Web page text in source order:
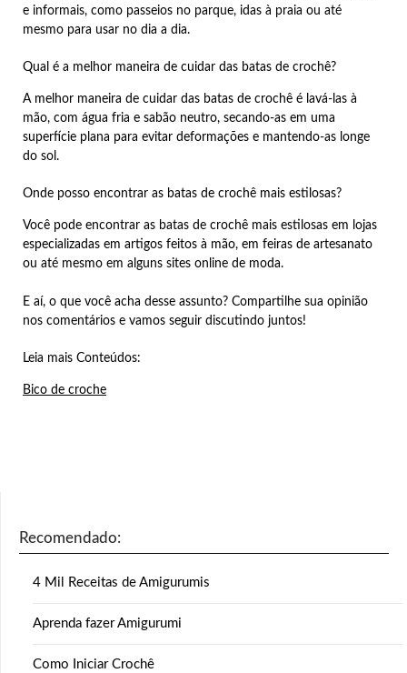
e informais, como passeios no parque, idas à praia ou até
mesmo para usar no dia a dia.
Qual é a melhor maneira de cuidar das batas de crochê?
A melhor maneira de cuidar das batas de crochê é lavá-las à
mão, com água fria e sabão neutro, secando-as em uma
superfície plana para evitar deformações e mantendo-as longe
do sol.
Onde posso encontrar as batas de crochê mais estilosas?
Você pode encontrar as batas de crochê mais estilosas em lojas
especializadas em artigos feitos à mão, em feiras de artesanato
ou até mesmo em alguns sites online de moda.
E aí, o que você acha desse assunto? Compartilhe sua opinião
nos comentários e vamos seguir discutindo juntos!
Leia mais Conteúdos:
Bico de croche
Recomendado:
4 Mil Receitas de Amigurumis
Aprenda fazer Amigurumi
Como Iniciar Crochê